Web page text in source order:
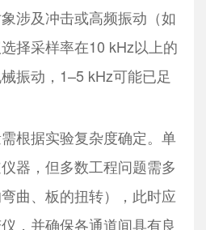
涉及冲击或高频振动（如
择采样率在10 kHz以上的
振动，1–5 kHz可能已足
据实验复杂度确定。单
器，但多数工程问题需多
曲、板的扭转），此时应
，并确保各通道间具有良